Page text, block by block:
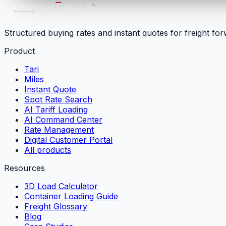
Structured buying rates and instant quotes for freight
Product
Tari
Miles
Instant Quote
Spot Rate Search
AI Tariff Loading
AI Command Center
Rate Management
Digital Customer Portal
All products
Resources
3D Load Calculator
Container Loading Guide
Freight Glossary
Blog